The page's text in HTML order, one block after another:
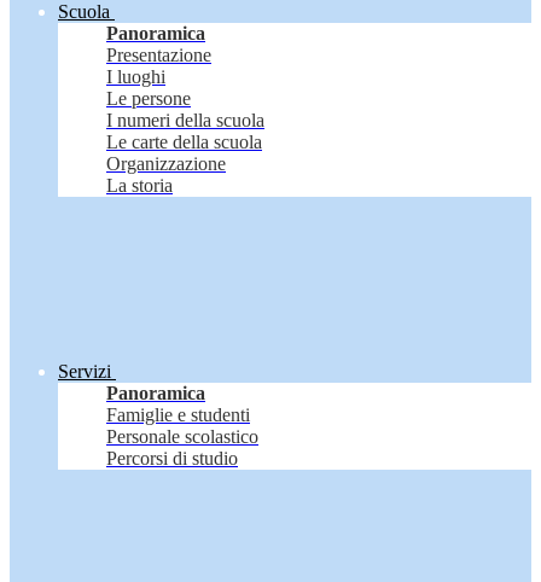
Scuola
Panoramica
Presentazione
I luoghi
Le persone
I numeri della scuola
Le carte della scuola
Organizzazione
La storia
Servizi
Panoramica
Famiglie e studenti
Personale scolastico
Percorsi di studio